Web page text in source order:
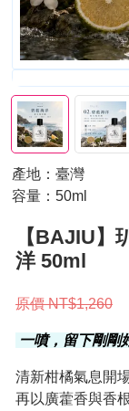
產地：臺灣
容量：50ml
【BAJIU】
洋 50ml
原價NT$1,260
一噴，留下剛剛
清新柑橘氣息開
再以廣藿香與香